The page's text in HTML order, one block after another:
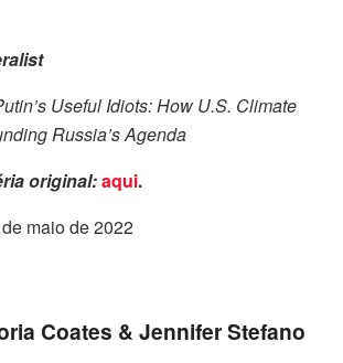
Useful Idiots: How U.S. Climate
Russia’s Agenda
original:aqui.
maio de 2022
Coates & Jennifer Stefano